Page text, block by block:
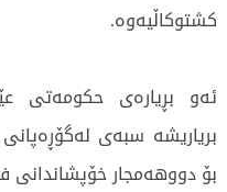
کشتوکاڵیەوە.
ئەو بڕیارەی حکومەتی
بریاریشە سبەی
بۆ دووهەمجار خۆپشاندانی